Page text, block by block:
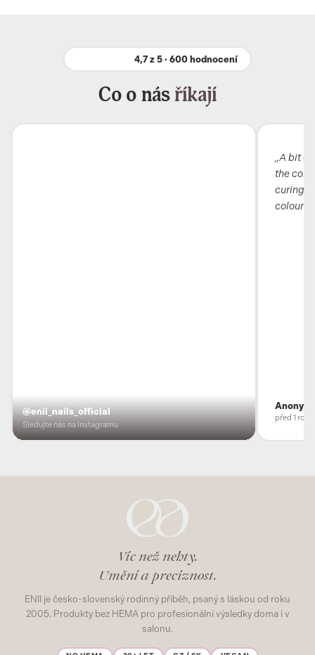
4,7 z 5 · 600 hodnocení
Co o násříkají
@enii_nails_official
Sledujte nás na Instagramu
„A bit
the
curing
colour
Anonym
před 1
Víc než nehty.
Umění a preciznost.
ENII je česko-slovenský rodinný příběh, psaný s láskou od roku
2005. Produkty bez HEMA pro profesionální výsledky doma i v
salonu.